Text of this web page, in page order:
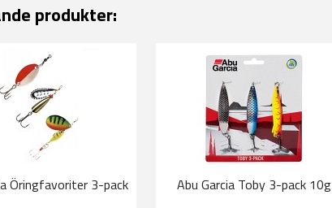
produkter:
Öringfavoriter 3-pack Abu Garcia Toby 3-pack 10g